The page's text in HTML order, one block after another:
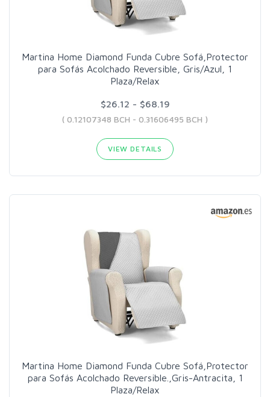
Martina Home Diamond Funda Cubre Sofá,Protector
para Sofás Acolchado Reversible, Gris/Azul, 1
Plaza/Relax
$26.12 - $68.19
( 0.12107348 BCH - 0.31606495 BCH )
VIEW DETAILS
Martina Home Diamond Funda Cubre Sofá,Protector
para Sofás Acolchado Reversible.,Gris-Antracita, 1
Plaza/Relax